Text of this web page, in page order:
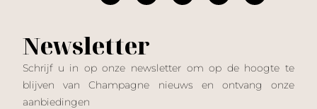
Newsletter
Schrijf u in op onze newsletter om op de hoogte te
blijven van Champagne nieuws en ontvang onze
aanbiedingen